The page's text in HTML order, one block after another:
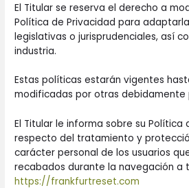
El Titular se reserva el derecho a
Política de Privacidad para
legislativas o jurisprudenciales, así
industria.
Estas políticas estarán vigentes
modificadas por otras debidamente
El Titular le informa sobre su Política
respecto del tratamiento y
carácter personal de los usuarios
recabados durante la navegación a
https://frankfurtreset.com